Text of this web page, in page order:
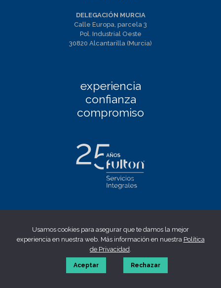
DELEGACIÓN MURCIA
Calle Europa, parcela 3
Pol. Industrial Oeste
30820 Alcantarilla (Murcia)
experiencia
confianza
compromiso
Política de privacidad Política de cookies
Canal ético
© 2023 fulton | Made by
Usamos cookies para asegurar que te damos la mejor
experiencia en nuestra web. Más información en nuestra Política
de Privacidad.
Aceptar Rechazar